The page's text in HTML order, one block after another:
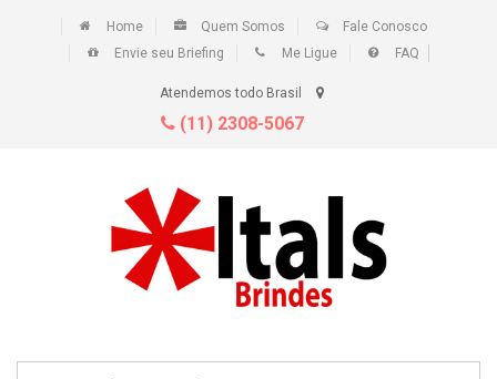
Home Quem Somos
Fale Conosco
Envie seu Briefing
Me Ligue FAQ
Atendemos todo Brasil
(11) 2308-5067